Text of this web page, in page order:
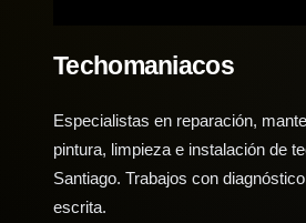
Techomaniacos
Especialistas en reparación,
pintura, limpieza e instalación de
Santiago. Trabajos con
escrita.